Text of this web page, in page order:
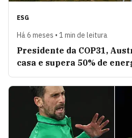
ESG
Há 6 meses • 1 min de leitura
Presidente da COP31,
casa e supera 50% de